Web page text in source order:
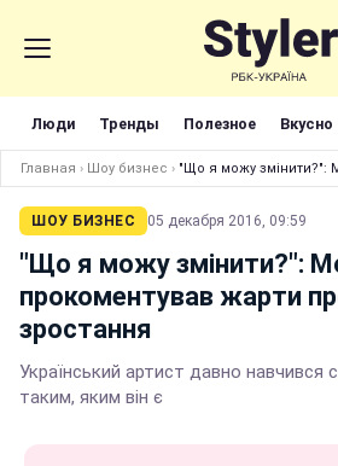
Люди Тренды Полезное Вкусно
Главная › Шоу бизнес › "Що я можу змінити?":
ШОУ БИЗНЕС 05 декабря 2016, 09:59
"Що я можу змінити?":
прокоментував жарти
зростання
Український артист давно навчився
таким, яким він є